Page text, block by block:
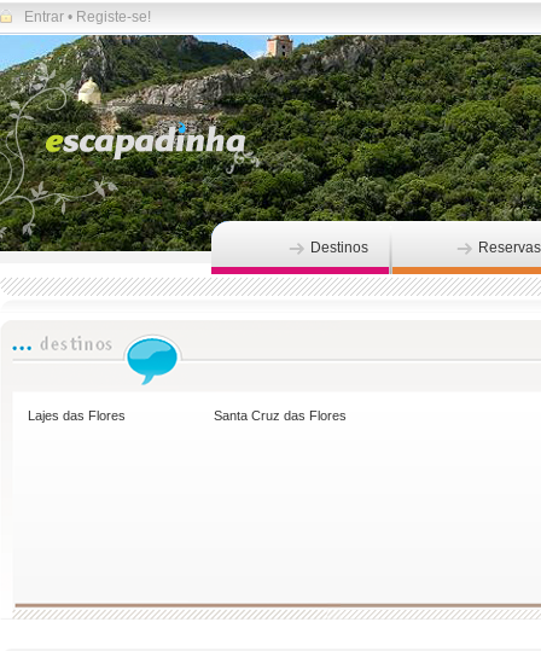
Entrar • Registe-se!
Destinos Reservas
Lajes das Flores Santa Cruz das Flores